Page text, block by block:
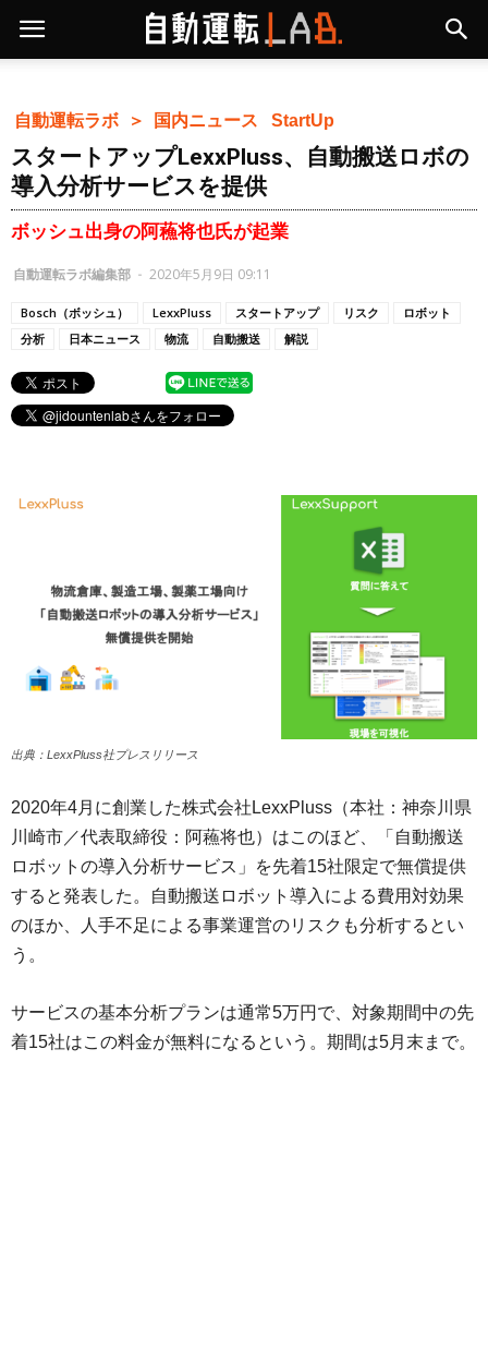
自動運転ラボ ＞ 国内ニュース StartUp
スタートアップLexxPluss、自動搬送ロボの
導入分析サービスを提供
ボッシュ出身の阿蘓将也氏が起業
自動運転ラボ編集部 - 2020年5月9日 09:11
Bosch（ボッシュ） LexxPluss スタートアップ リスク
ロボット
分析
日本ニュース 物流 自動搬送 解説
出典：LexxPluss社プレスリリース
2020年4月に創業した株式会社LexxPluss（本社：神奈川県
川崎市／代表取締役：阿蘓将也）はこのほど、「自動搬送
ロボットの導入分析サービス」を先着15社限定で無償提供
すると発表した。自動搬送ロボット導入による費用対効果
のほか、人手不足による事業運営のリスクも分析するとい
う。
サービスの基本分析プランは通常5万円で、対象期間中の先
着15社はこの料金が無料になるという。期間は5月末まで。